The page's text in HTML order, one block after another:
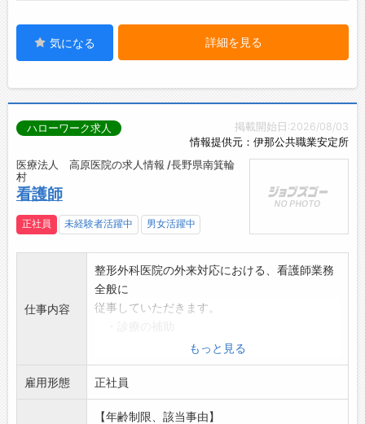
気になる 詳細を見る
掲載開始日:2026/08/03
情報提供元：伊那公共職業安定所
ハローワーク求人
医療法人 高原医院の求人情報 /長野県南箕輪
村
看護師
正社員 未経験者活躍中 男女活躍中
仕事内容
整形外科医院の外来対応における、看護師業務
全般に
従事していただきます。
・診療の準備等
*現在、5名の看護師で業務を行っております。
業務の変更範囲:事業所の定める業務
もっと見る
雇用形態 正社員
【年齢制限、該当事由】